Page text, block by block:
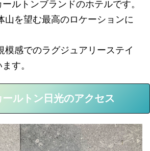
ルトンブランドのホテルです。
山を望む最高のロケーションに
模感でのラグジュアリーステイ
す。
ルトン日光のアクセス